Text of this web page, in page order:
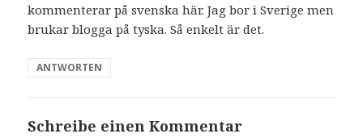
kommenterar på svenska här. Jag bor i Sverige men
brukar blogga på tyska. Så enkelt är det.
ANTWORTEN
Schreibe einen Kommentar